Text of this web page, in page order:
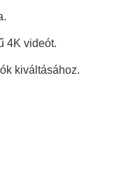
4K videót.
kiváltásához.